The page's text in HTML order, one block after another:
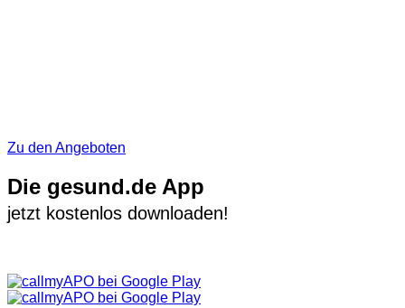
Zu den Angeboten
Die gesund.de App
jetzt kostenlos downloaden!